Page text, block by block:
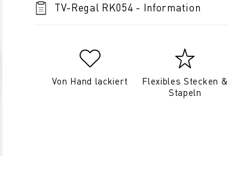
TV-Regal RK054 - Information
Von Hand lackiert
Flexibles Stecken &
Stapeln